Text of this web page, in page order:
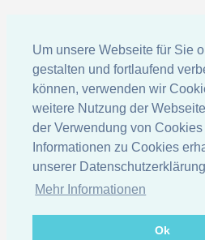
Um unsere Webseite für Sie
gestalten und fortlaufend
können, verwenden wir
weitere Nutzung der
der Verwendung von
Informationen zu Cookies
unserer
Mehr Informationen
Ok